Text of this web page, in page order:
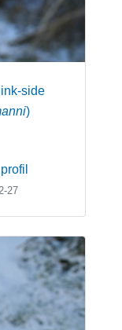
side
)
27